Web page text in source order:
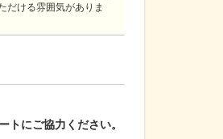
トにご協力ください。
だける雰囲気がありま